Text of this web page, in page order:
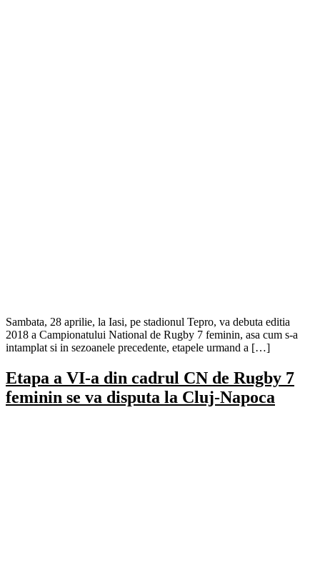
Sambata, 28 aprilie, la Iasi, pe stadionul Tepro, va debuta editia
2018 a Campionatului National de Rugby 7 feminin, asa cum s-a
intamplat si in sezoanele precedente, etapele urmand a […]
Etapa a VI-a din cadrul CN de Rugby 7
feminin se va disputa la Cluj-Napoca